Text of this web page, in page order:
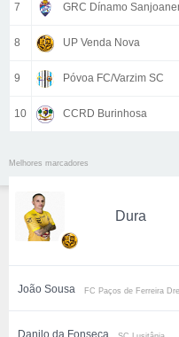
7 GRC Dínamo
8 UP Venda Nova
9 Póvoa FC/Varzim SC
10 CCRD Burinhosa
Melhores marcadores
Dura
João Sousa FC Paços de Ferreira
Danilo da Fonseca